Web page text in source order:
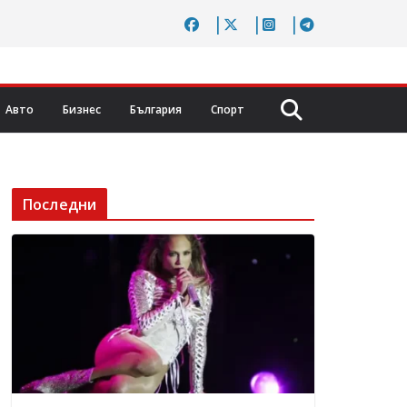
Авто Бизнес България Спорт
Последни